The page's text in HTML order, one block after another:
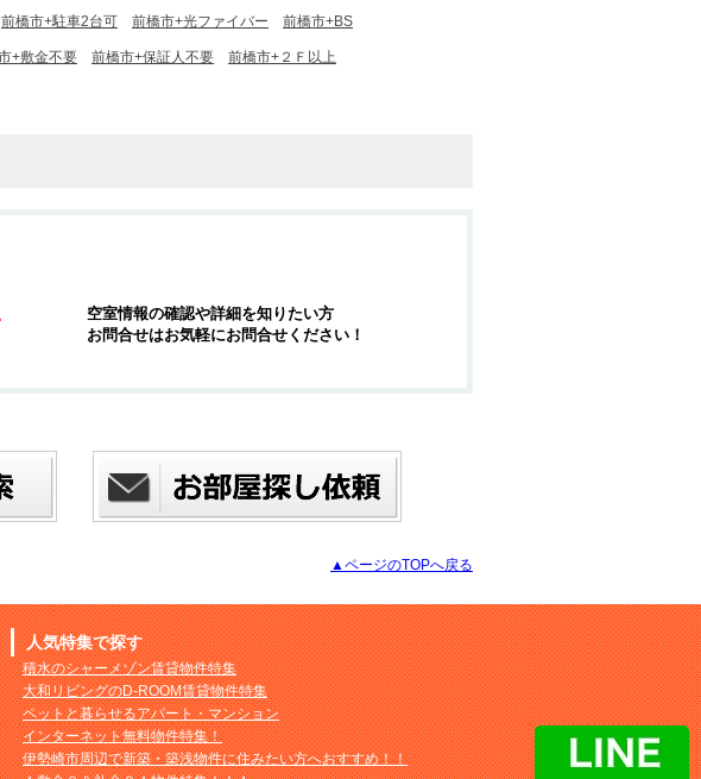
前橋市+駐車2台可 前橋市+光ファイバー 前橋市+BS
+敷金不要 前橋市+保証人不要 前橋市+２Ｆ以上
空室情報の確認や詳細を知りたい方
お問合せはお気軽にお問合せください！
▲ページのTOPへ戻る
人気特集で探す
積水のシャーメゾン賃貸物件特集
大和リビングのD-ROOM賃貸物件特集
ペットと暮らせるアパート・マンション
インターネット無料物件特集！
伊勢崎市周辺で新築・築浅物件に住みたい方へおすすめ！！